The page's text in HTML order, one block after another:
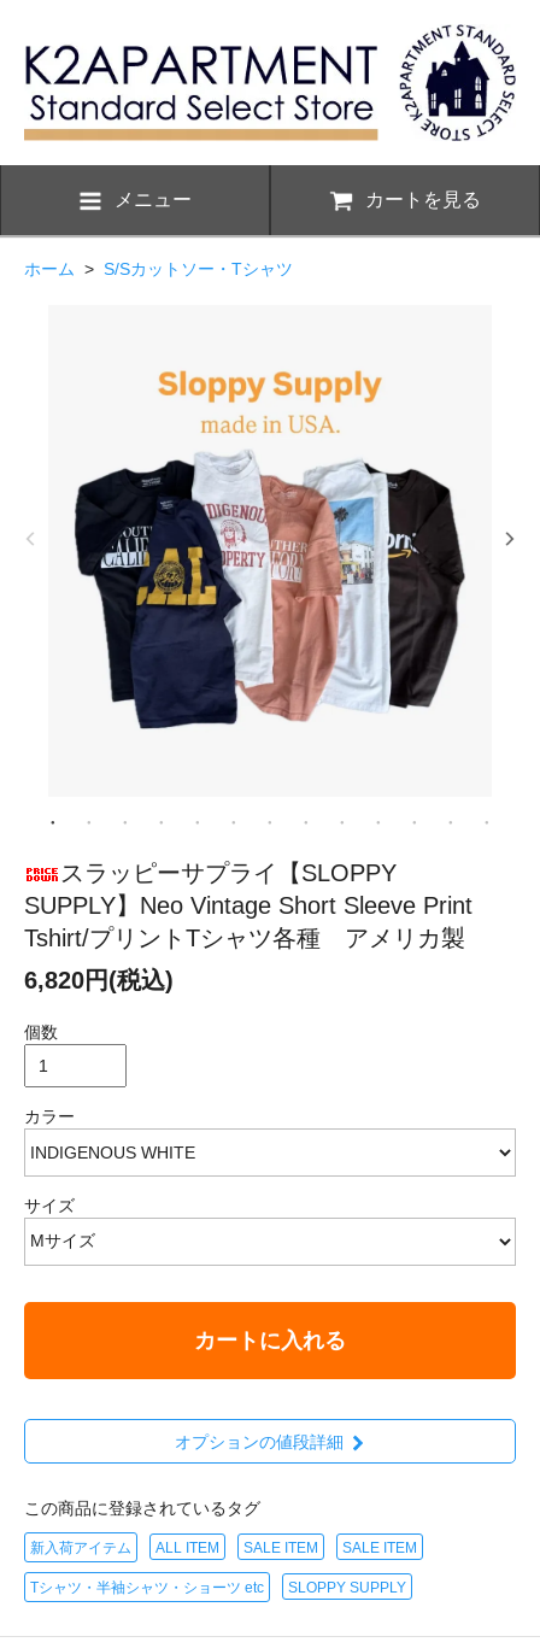
メニュー カートを見る
ホーム > S/Sカットソー・Tシャツ
スラッピーサプライ【SLOPPY
SUPPLY】Neo Vintage Short Sleeve Print
Tshirt/プリントTシャツ各種 アメリカ製
6,820円(税込)
個数
カラー
サイズ
カートに入れる
オプションの値段詳細
この商品に登録されているタグ
新入荷アイテム ALL ITEM SALE ITEM SALE ITEM
Tシャツ・半袖シャツ・ショーツ etc SLOPPY SUPPLY